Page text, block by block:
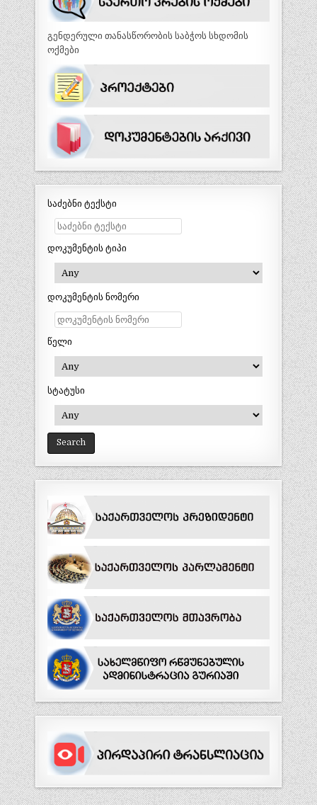
გენდერული თანასწორობის საბჭოს სხდომის
ოქმები
საძებნი ტექსტი
დოკუმენტის ტიპი
დოკუმენტის ნომერი
წელი
სტატუსი